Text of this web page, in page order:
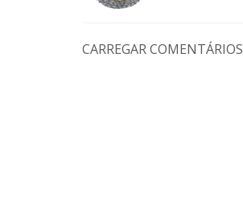
CARREGAR COMENTÁRIOS